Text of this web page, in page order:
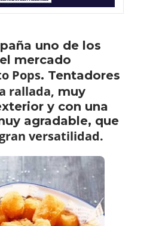
uno de los
mercado
Pops. Tentadores
rallada, muy
y con una
agradable, que
gran versatilidad.